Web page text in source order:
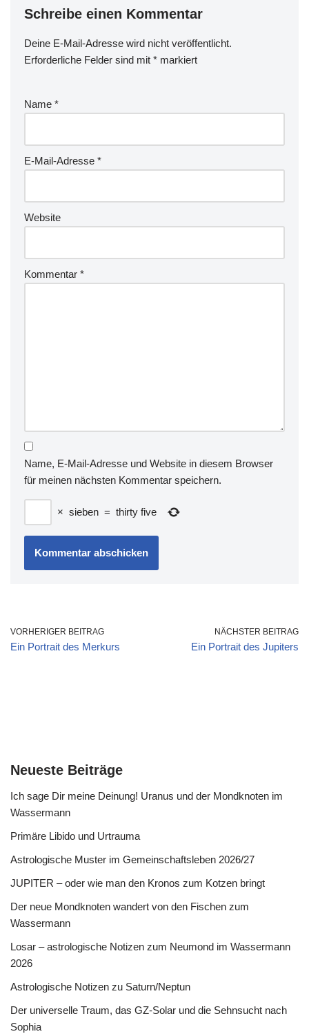
Schreibe einen Kommentar
Deine E-Mail-Adresse wird nicht veröffentlicht.
Erforderliche Felder sind mit * markiert
Name *
E-Mail-Adresse *
Website
Kommentar *
Name, E-Mail-Adresse und Website in diesem Browser
für meinen nächsten Kommentar speichern.
× sieben = thirty five
VORHERIGER BEITRAG
Ein Portrait des Merkurs
NÄCHSTER BEITRAG
Ein Portrait des Jupiters
Neueste Beiträge
Ich sage Dir meine Deinung! Uranus und der Mondknoten im
Wassermann
Primäre Libido und Urtrauma
Astrologische Muster im Gemeinschaftsleben 2026/27
JUPITER – oder wie man den Kronos zum Kotzen bringt
Der neue Mondknoten wandert von den Fischen zum
Wassermann
Losar – astrologische Notizen zum Neumond im Wassermann
2026
Astrologische Notizen zu Saturn/Neptun
Der universelle Traum, das GZ-Solar und die Sehnsucht nach
Sophia